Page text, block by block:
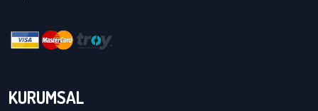
KURUMSAL